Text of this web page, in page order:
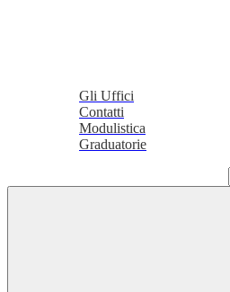
Gli Uffici
Contatti
Modulistica
Graduatorie